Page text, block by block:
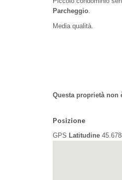
Parcheggio.
Media qualità.
Questa proprietà non
Posizione
GPS Latitudine